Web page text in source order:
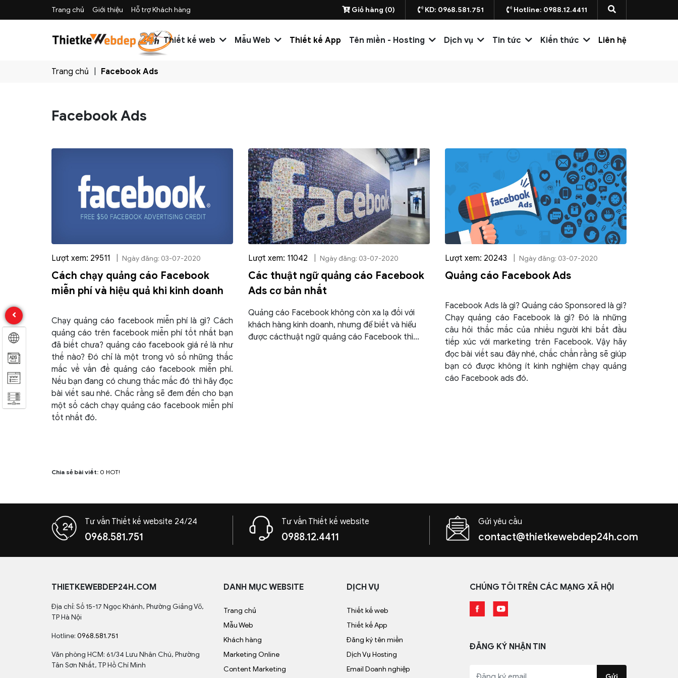
Trang chủ Giới thiệu Hỗ trợ Khách hàng Giỏ hàng (0) KD: 0968.581.751 Hotline: 0988.12.4411
Thiết kế web Mẫu Web Thiết kế App Tên miền - Hosting Dịch vụ Tin tức Kiến thức Liên hệ
Trang chủ Facebook Ads
Facebook Ads
Lượt xem: 29511 Ngày đăng: 03-07-2020
Cách chạy quảng cáo Facebook
miễn phí và hiệu quả khi kinh doanh
Chạy quảng cáo facebook miễn phí là gì? Cách
quảng cáo trên facebook miễn phí tốt nhất bạn
đã biết chưa? quảng cáo facebook giá rẻ là như
thế nào? Đó chỉ là một trong vô số những thắc
mắc về vấn đề quảng cáo facebook miễn phí.
Nếu bạn đang có chung thắc mắc đó thì hãy đọc
bài viết sau nhé. Chắc rằng sẽ đem đến cho bạn
một số cách chạy quảng cáo facebook miễn phí
tốt nhất đó.
Lượt xem: 11042 Ngày đăng: 03-07-2020
Các thuật ngữ quảng cáo Facebook
Ads cơ bản nhất
Quảng cáo Facebook không còn xa lạ đối với
khách hàng kinh doanh, nhưng để biết và hiểu
được cácthuật ngữ quảng cáo Facebook thì
Lượt xem: 20243 Ngày đăng: 03-07-2020
Quảng cáo Facebook Ads
Facebook Ads là gì? Quảng cáo Sponsored là gì?
Chạy quảng cáo Facebook là gì? Đó là những
câu hỏi thắc mắc của nhiều người khi bắt đầu
tiếp xúc với marketing trên Facebook. Vậy hãy
đọc bài viết sau đây nhé, chắc chắn rằng sẽ giúp
bạn có được không ít kinh nghiệm chạy quảng
cáo Facebook ads đó.
Chia sẻ bài viết: 0 HOT!
Tư vấn Thiết kế website 24/24
0968.581.751
Tư vấn Thiết kế website
0988.12.4411
Gửi yêu cầu
contact@thietkewebdep24h.com
THIETKEWEBDEP24H.COM
Địa chỉ: Số 15-17 Ngọc Khánh, Phường Giảng Võ,
TP Hà Nội
Hotline: 0968.581.751
Văn phòng HCM: 61/34 Lưu Nhân Chú, Phường
Tân Sơn Nhất, TP Hồ Chí Minh
DANH MỤC WEBSITE
Trang chủ
Mẫu Web
Khách hàng
Marketing Online
Content Marketing
DỊCH VỤ
Thiết kế web
Thiết kế App
Đăng ký tên miền
Dịch Vụ Hosting
Email Doanh nghiệp
CHÚNG TÔI TRÊN CÁC MẠNG XÃ HỘI
ĐĂNG KÝ NHẬN TIN